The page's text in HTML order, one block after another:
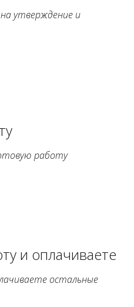
утверждение и
работу
и оплачиваете
остальные